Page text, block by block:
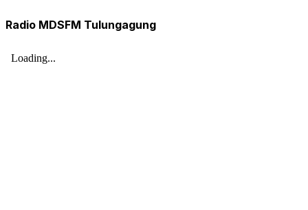
Radio MDSFM Tulungagung